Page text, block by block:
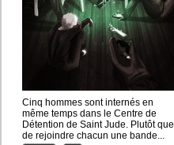
Cinq hommes sont internés en
même temps dans le Centre de
Détention de Saint Jude. Plutôt que
de rejoindre chacun une bande...